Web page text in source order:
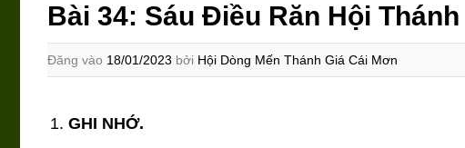
Bài 34: Sáu Điều Răn Hội Thánh
Đăng vào 18/01/2023 bởi Hội Dòng Mến Thánh Giá Cái Mơn
GHI NHỚ.